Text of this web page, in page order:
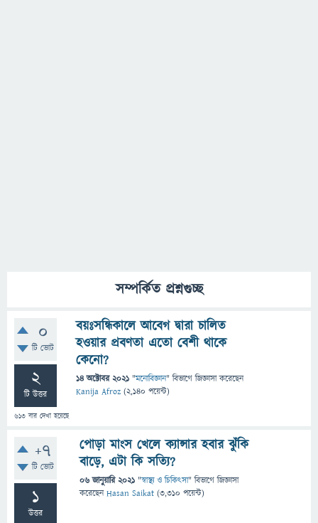
সম্পর্কিত প্রশ্নগুচ্ছ
0
টি ভোট
2
টি উত্তর
613 বার দেখা হয়েছে
বয়ঃসন্ধিকালে আবেগ দ্বারা চালিত
হওয়ার প্রবণতা এতো বেশী থাকে
কেনো?
14 অক্টোবর 2021 "মনোবিজ্ঞান" বিভাগে জিজ্ঞাসাকরেছেন
Kanija Afroz (2,140 পয়েন্ট)
+7
টি ভোট
1
উত্তর
পোড়া মাংস খেলে ক্যান্সার হবার ঝুঁকি
বাড়ে, এটা কি সত্যি?
06 জানুয়ারি 2021 "স্বাস্থ্য ও চিকিৎসা" বিভাগে জিজ্ঞাসা
করেছেনHasan Saikat (3,310 পয়েন্ট)